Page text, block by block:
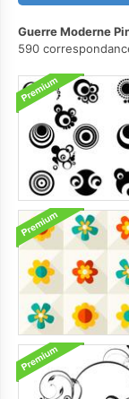
Guerre Moderne
590